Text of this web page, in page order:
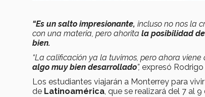
“Es un salto impresionante, incluso no nos la
con una materia, pero ahorita la posibilidad
bien.
“La calificación ya la tuvimos, pero ahora
algo muy bien desarrollado”, expresó
Los estudiantes viajarán a Monterrey para
de Latinoamérica, que se realizará del 7 al